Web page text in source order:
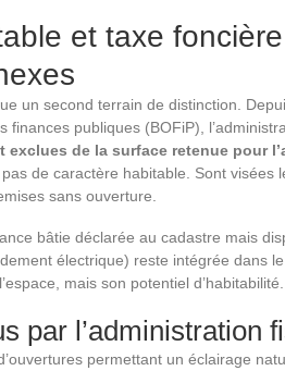
et taxe
un second terrain de distinction.
finances publiques (BOFiP),
exclues de la surface retenue pour
de caractère habitable. Sont visées
sans ouverture.
bâtie déclarée au cadastre mais
électrique) reste intégrée dans
mais son potentiel d’habitabilité.
par l’administration
permettant un éclairage